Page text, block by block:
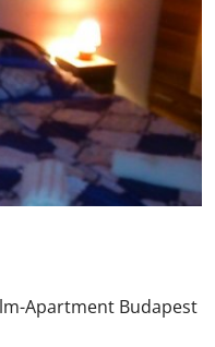
Apartment Budapest